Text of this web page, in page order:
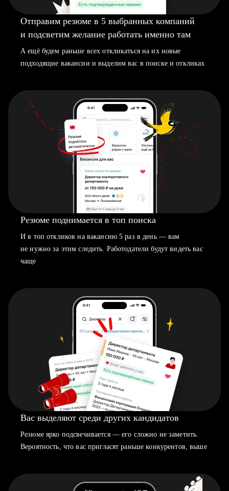
Отправим резюме в 5 выбранных компаний
и подсветим желание работать именно там
А ещё будем раньше всех откликаться на их новые
подходящие вакансии и выделим вас в поиске и откликах
Резюме поднимается в топ поиска
И в топ откликов на вакансию 5 раз в день — вам
не нужно за этим следить. Работодатели будут видеть вас
чаще
Вас выделяют среди других кандидатов
Резюме ярко подсвечивается — его сложно не заметить.
Вероятность, что вас пригласят раньше конкурентов, выше